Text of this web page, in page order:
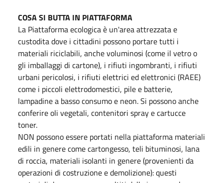
COSA SI BUTTA IN PIATTAFORMA
La Piattaforma ecologica è un'area attrezzata e
custodita dove i cittadini possono portare tutti i
materiali riciclabili, anche voluminosi (come il vetro o
gli imballaggi di cartone), i rifiuti ingombranti, i rifiuti
urbani pericolosi, i rifiuti elettrici ed elettronici (RAEE)
come i piccoli elettrodomestici, pile e batterie,
lampadine a basso consumo e neon. Si possono anche
conferire oli vegetali, contenitori spray e cartucce
toner.
NON possono essere portati nella piattaforma materiali
edili in genere come cartongesso, teli bituminosi, lana
di roccia, materiali isolanti in genere (provenienti da
operazioni di costruzione e demolizione): questi